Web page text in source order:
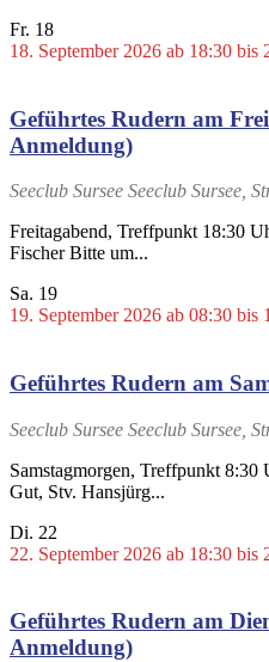
Fr. 18
18. September 2026 ab 18:30 bis
Geführtes Rudern am
Anmeldung)
Seeclub Sursee Seeclub Sursee,
Freitagabend, Treffpunkt 18:30
Fischer Bitte um...
Sa. 19
19. September 2026 ab 08:30 bis
Geführtes Rudern am
Seeclub Sursee Seeclub Sursee,
Samstagmorgen, Treffpunkt
Gut, Stv. Hansjürg...
Di. 22
22. September 2026 ab 18:30 bis
Geführtes Rudern am
Anmeldung)